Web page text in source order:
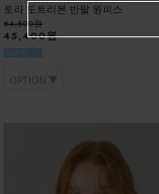
토라 도트리본 반팔 원피스
64,800원
45,400원
OPTION